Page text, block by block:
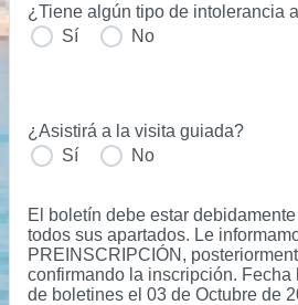
¿Tiene algún tipo de intolerancia
Sí
No
¿Asistirá a la visita guiada?
Sí
No
El boletín debe estar
todos sus apartados. Le
PREINSCRIPCIÓN,
confirmando la inscripción. Fecha
de boletines el 03 de Octubre de